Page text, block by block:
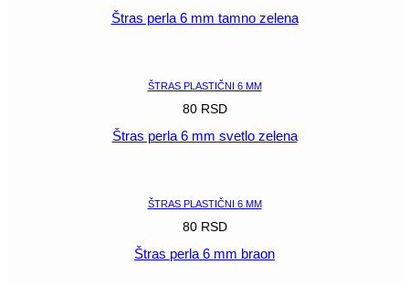
Štras perla 6 mm tamno zelena
ŠTRAS PLASTIČNI 6 MM
80 RSD
Štras perla 6 mm svetlo zelena
ŠTRAS PLASTIČNI 6 MM
80 RSD
Štras perla 6 mm braon